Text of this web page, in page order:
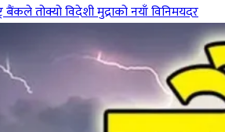
बैंकले तोक्यो विदेशी मुद्राको नयाँ विनिमयदर